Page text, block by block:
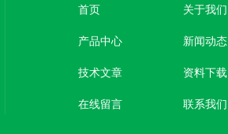
首页 关于我们
产品中心 新闻动态
技术文章 资料下载
在线留言 联系我们